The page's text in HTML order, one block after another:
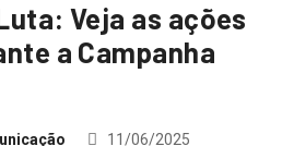
Veja as ações
a Campanha
11/06/2025